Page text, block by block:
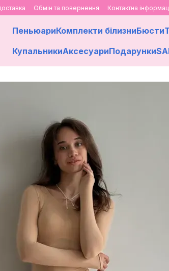
Обмін та повернення Контактна
ПеньюариКомплекти білизниБюсти
КупальникиАксесуариПодарунки